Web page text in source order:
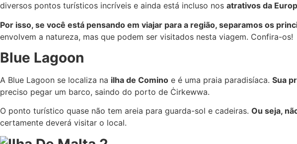
diversos pontos turísticos incríveis e ainda está incluso nos atrativos da
Por isso, se você está pensando em viajar para a região, separamos os
envolvem a natureza, mas que podem ser visitados nesta viagem. Confira-os!
Blue Lagoon
A Blue Lagoon se localiza na ilha de Comino e é uma praia paradisíaca. Sua
preciso pegar um barco, saindo do porto de Ċirkewwa.
O ponto turístico quase não tem areia para guarda-sol e cadeiras. Ou seja,
certamente deverá visitar o local.